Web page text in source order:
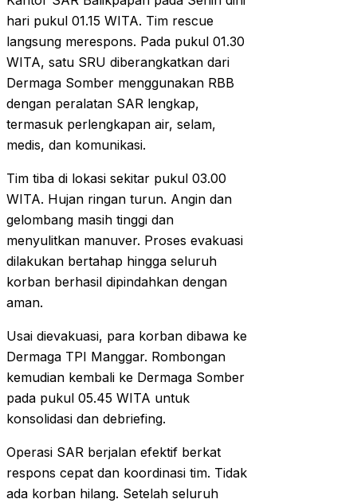
hari pukul 01.15 WITA. Tim rescue
langsung merespons. Pada pukul 01.30
WITA, satu SRU diberangkatkan dari
Dermaga Somber menggunakan RBB
dengan peralatan SAR lengkap,
termasuk perlengkapan air, selam,
medis, dan komunikasi.
Tim tiba di lokasi sekitar pukul 03.00
WITA. Hujan ringan turun. Angin dan
gelombang masih tinggi dan
menyulitkan manuver. Proses evakuasi
dilakukan bertahap hingga seluruh
korban berhasil dipindahkan dengan
aman.
Usai dievakuasi, para korban dibawa ke
Dermaga TPI Manggar. Rombongan
kemudian kembali ke Dermaga Somber
pada pukul 05.45 WITA untuk
konsolidasi dan debriefing.
Operasi SAR berjalan efektif berkat
respons cepat dan koordinasi tim. Tidak
ada korban hilang. Setelah seluruh